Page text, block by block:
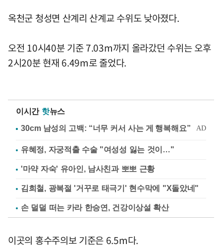
옥천군 청성면 산계리 산계교 수위도 낮아졌다.
오전 10시40분 기준 7.03m까지 올라갔던 수위는 오후
2시20분 현재 6.49m로 줄었다.
이시간 핫뉴스
유혜정, 자궁적출 수술 "여성성 잃는 것이…"
'마약 자숙' 유아인, 남사친과 뽀뽀 근황
김희철, 광복절 '거꾸로 태극기' 현수막에 "X돌았네"
손 덜덜 떠는 카라 한승연, 건강이상설 확산
이곳의 홍수주의보 기준은 6.5m다.